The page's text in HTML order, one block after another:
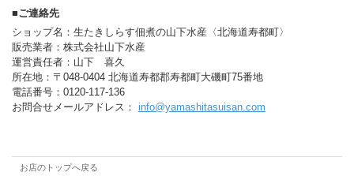
■ご連絡先
ショップ名：生たきしらす佃煮の山下水産〈北海道寿都町〉
販売業者：株式会社山下水産
運営責任者：山下 喜久
所在地：〒048-0404 北海道寿都郡寿都町大磯町75番地
電話番号：0120-117-136
お問合せメールアドレス： info@yamashitasuisan.com
お店のトップへ戻る